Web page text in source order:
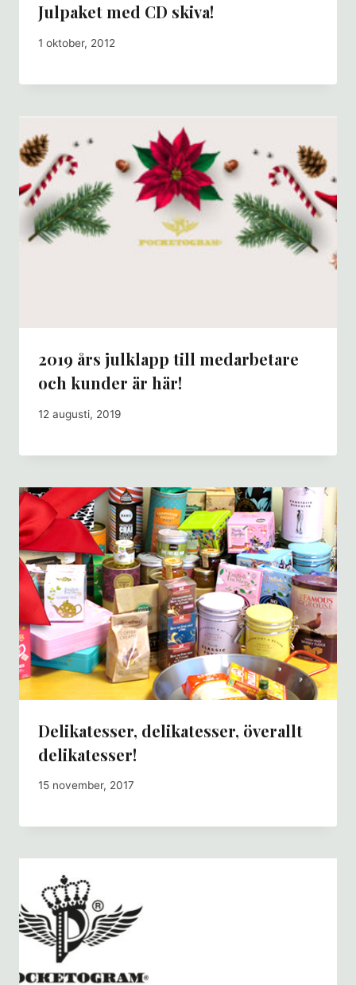
Julpaket med CD skiva!
1 oktober, 2012
2019 års julklapp till medarbetare
och kunder är här!
12 augusti, 2019
Delikatesser, delikatesser, överallt
delikatesser!
15 november, 2017